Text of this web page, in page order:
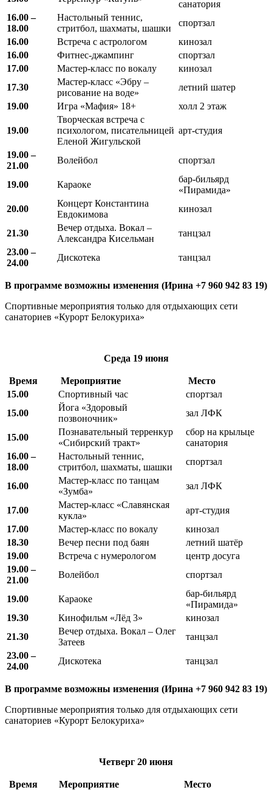
санатория
16.00 –
18.00
Настольный теннис,
стритбол, шахматы, шашки
спортзал
16.00
Встреча с астрологом
кинозал
16.00
Фитнес-джампинг
спортзал
17.00
Мастер-класс по вокалу
кинозал
17.30
Мастер-класс «Эбру –
рисование на воде»
летний шатер
19.00
Игра «Мафия» 18+ холл 2 этаж
19.00
Творческая встреча с
психологом, писательницей
Еленой Жигульской
арт-студия
19.00 –
21.00
Волейбол спортзал
19.00 Караоке
бар-бильярд
«Пирамида»
20.00
Концерт Константина
Евдокимова
кинозал
21.30
Вечер отдыха. Вокал –
Александра Кисельман
танцзал
23.00 –
24.00
Дискотека танцзал
В программе возможны изменения (Ирина +7 960 942 83 19)
Спортивные мероприятия только для отдыхающих сети
санаториев «Курорт Белокуриха»
Среда 19 июня
Время Мероприятие
Место
15.00
Спортивный час
спортзал
15.00
Йога «Здоровый
позвоночник»
зал ЛФК
15.00
Познавательный терренкур
«Сибирский тракт»
сбор на крыльце
санатория
16.00 –
18.00
Настольный теннис,
стритбол, шахматы, шашки
спортзал
16.00
Мастер-класс по танцам
«Зумба»
зал ЛФК
17.00
Мастер-класс «Славянская
кукла»
арт-студия
17.00
Мастер-класс по вокалу
кинозал
18.30
Вечер песни под баян
летний шатёр
19.00
Встреча с нумерологом
центр досуга
19.00 –
21.00
Волейбол спортзал
19.00 Караоке
бар-бильярд
«Пирамида»
19.30
Кинофильм «Лёд 3»
кинозал
21.30
Вечер отдыха. Вокал – Олег
Затеев
танцзал
23.00 –
24.00
Дискотека танцзал
В программе возможны изменения (Ирина +7 960 942 83 19)
Спортивные мероприятия только для отдыхающих сети
санаториев «Курорт Белокуриха»
Четверг 20 июня
Время Мероприятие Место